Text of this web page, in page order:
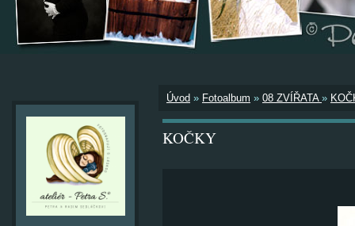
Úvod » Fotoalbum » 08 ZVÍŘATA »
KOČKY